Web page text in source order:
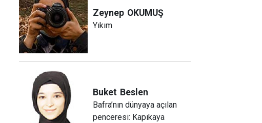
Zeynep OKUMUŞ
Yıkım
Buket Beslen
Bafra’nın dünyaya açılan
penceresi: Kapıkaya